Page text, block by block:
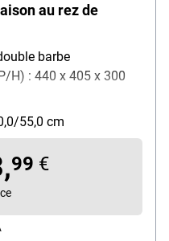
au rez de
barbe
H) : 440 x 405 x 300
55,0 cm
99 €